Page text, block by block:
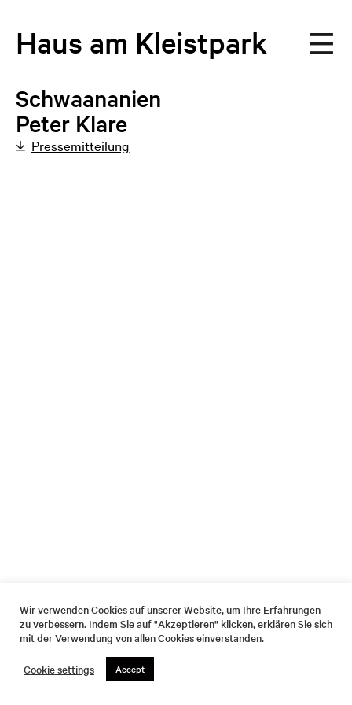
Haus am Kleistpark
Schwaananien
Peter Klare
Pressemitteilung
Wir verwenden Cookies auf unserer Website, um Ihre Erfahrungen
zu verbessern. Indem Sie auf "Akzeptieren" klicken, erklären Sie sich
mit der Verwendung von allen Cookies einverstanden.
Cookie settings Accept